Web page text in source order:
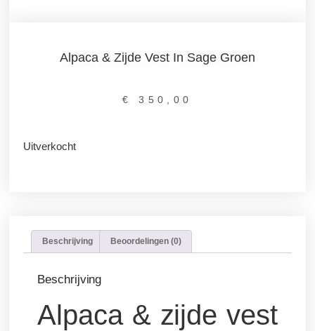
Alpaca & Zijde Vest In Sage Groen
€ 350,00
Uitverkocht
Beschrijving Beoordelingen (0)
Beschrijving
Alpaca & zijde vest